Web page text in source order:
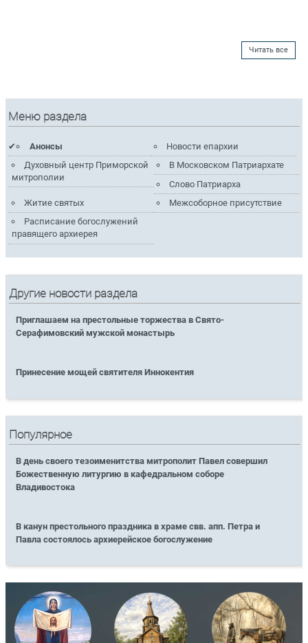
Читать все
Меню раздела
Анонсы
Новости епархии
Духовный центр Приморской
митрополии
В Московском Патриархате
Слово Патриарха
Житие святых
Межсоборное присутствие
Расписание богослужений
правящего архиерея
Другие новости раздела
Приглашаем на престольные торжества в Свято-
Серафимовский мужской монастырь
Принесение мощей святителя Иннокентия
Популярное
В день своего тезоименитства митрополит Павел совершил
Божественную литургию в кафедральном соборе
Владивостока
В канун престольного праздника в храме свв. апп. Петра и
Павла состоялось архиерейское богослужение